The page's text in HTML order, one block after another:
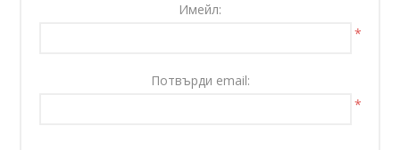
Имейл:
*
Потвърди email:
*